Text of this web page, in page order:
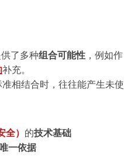
了多种组合可能性 ，例如作
补充。
相结合时，往往能产生未使
） 的技术基础
一依据